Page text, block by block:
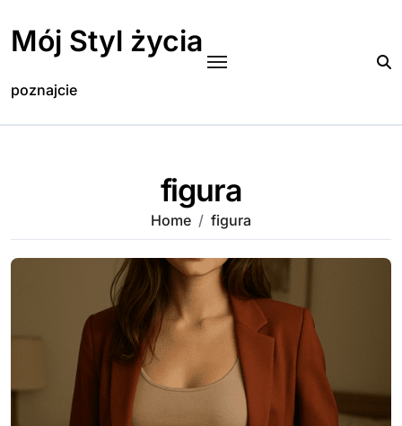
content
Mój Styl życia
poznajcie
figura
Home figura